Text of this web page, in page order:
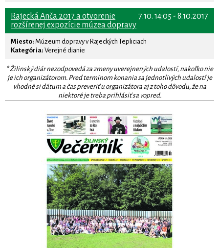
7.10. 14:05 - 8.10.2017
Rajecká Anča 2017 a otvorenie
rozšírenej expozície múzea dopravy
Miesto: Múzeum dopravy v Rajeckých Tepliciach
Kategória: Verejné dianie
* Žilinský diár nezodpovedá za zmeny uverejnených udalostí, nakoľko nie
je ich organizátorom. Pred termínom konania sa jednotlivých udalostí je
vhodné si dátum a čas preveriť u organizátora aj z toho dôvodu, že na
niektoré je treba prihlásiť sa vopred.